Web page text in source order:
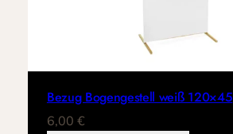
Bezug Bogengestell weiß 120×45
6,00 €